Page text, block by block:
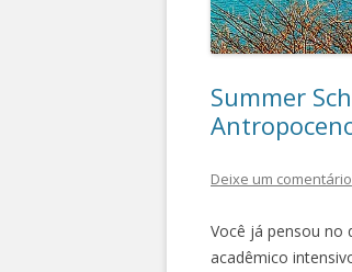
Summer
Deixe um comentário
Você já pensou no
acadêmico